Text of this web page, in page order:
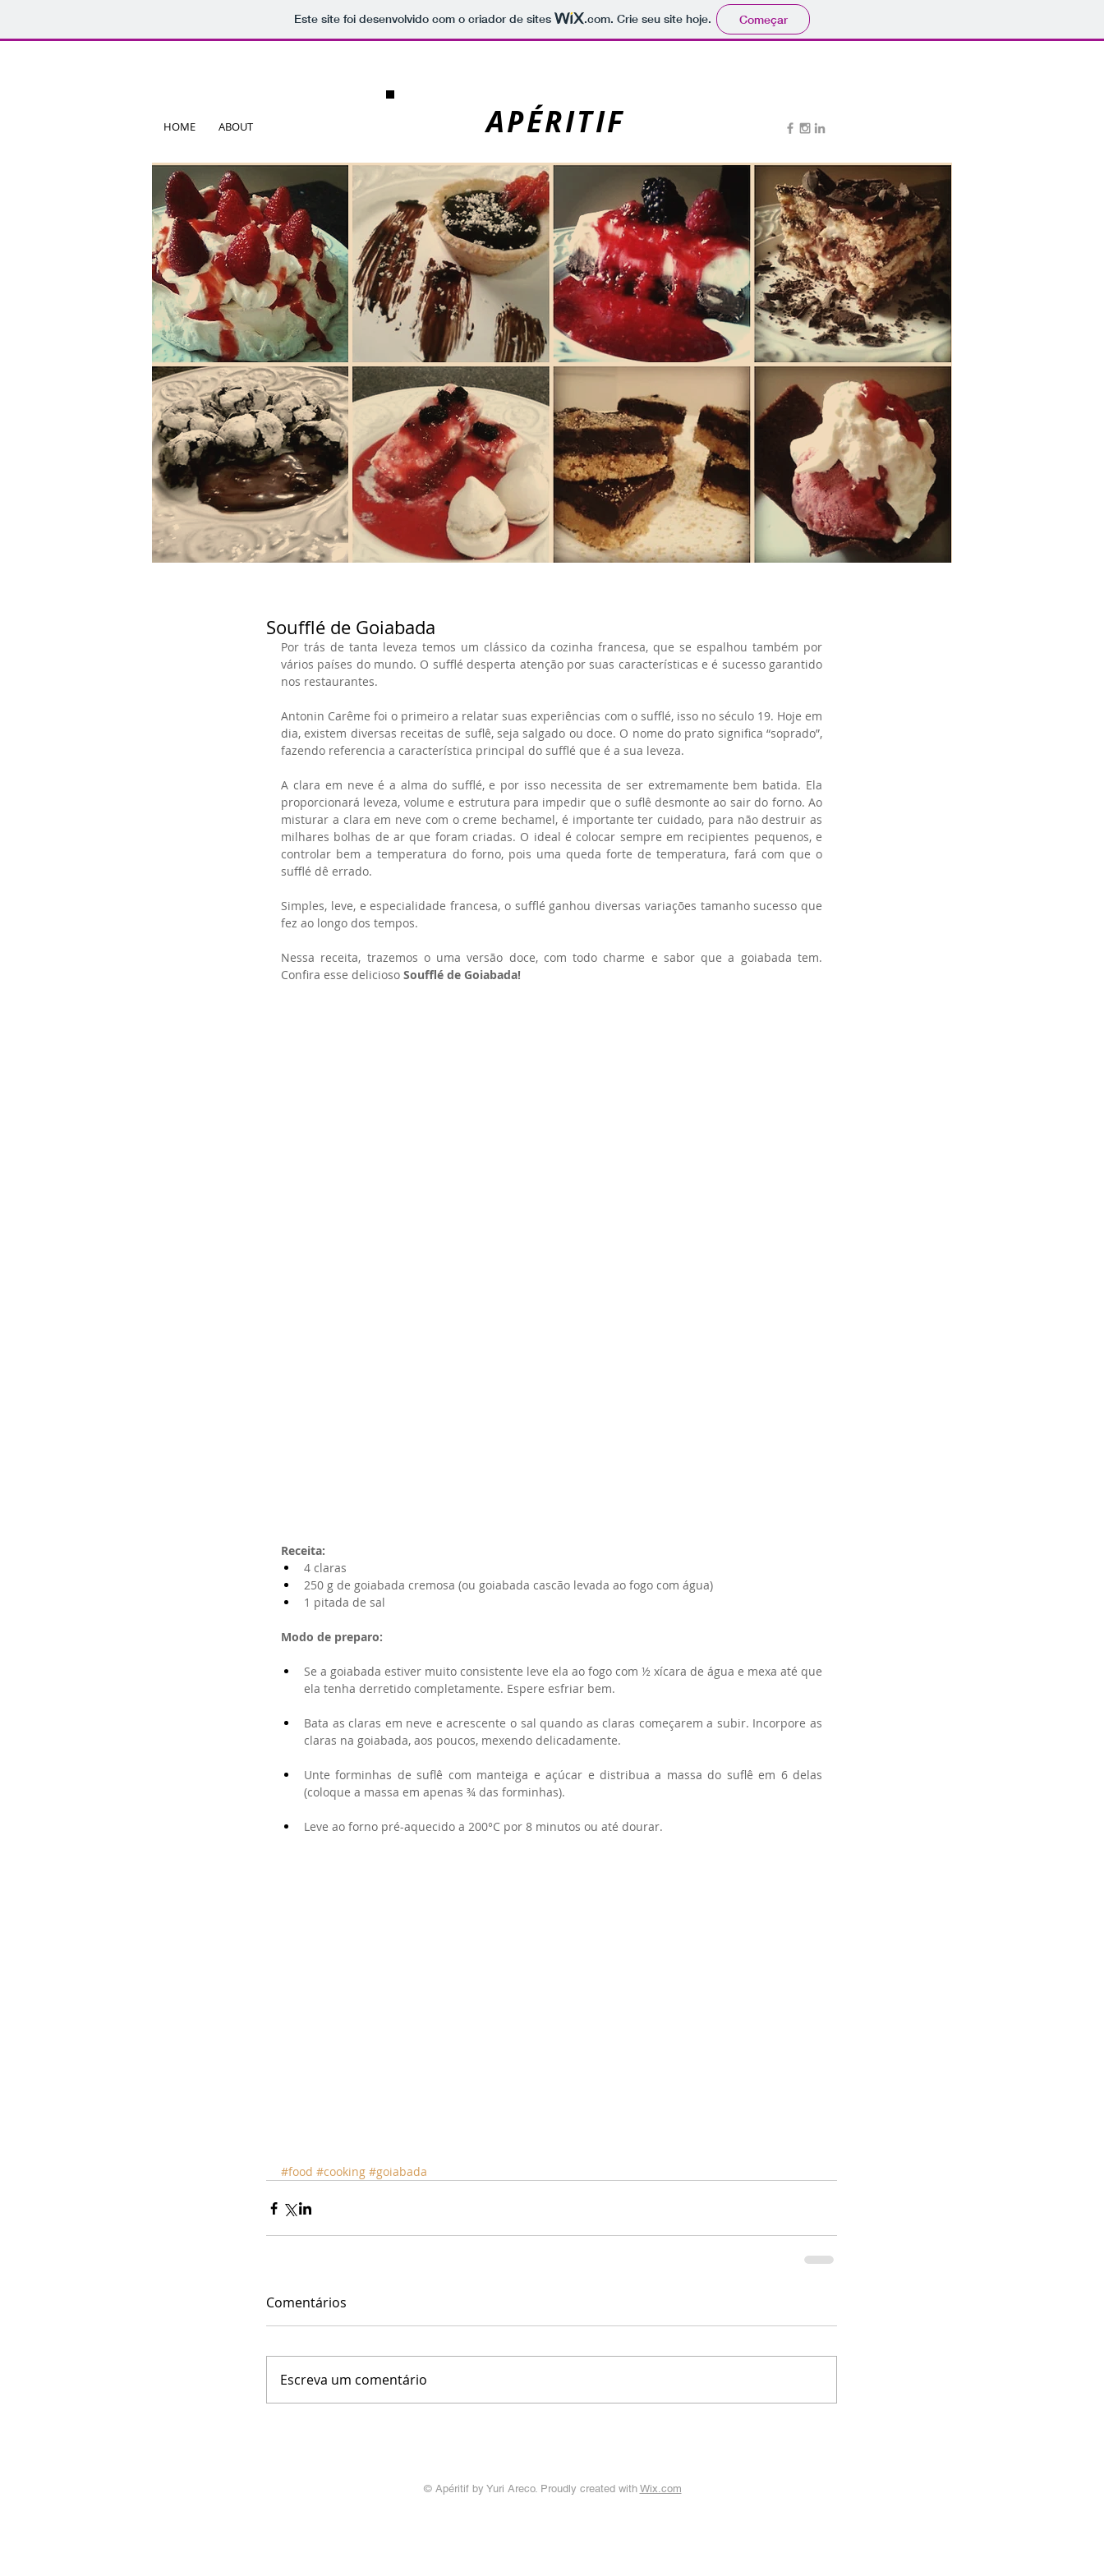
Este site foi desenvolvido com o criador de sites .com. Crie seu site hoje. Começar
HOME ABOUT APÉRITIF
Soufflé de Goiabada
Por trás de tanta leveza temos um clássico da cozinha francesa, que se espalhou também por
vários países do mundo. O sufflé desperta atenção por suas características e é sucesso garantido
nos restaurantes.
Antonin Carême foi o primeiro a relatar suas experiências com o sufflé, isso no século 19. Hoje em
dia, existem diversas receitas de suflê, seja salgado ou doce. O nome do prato significa “soprado”,
fazendo referencia a característica principal do sufflé que é a sua leveza.
A clara em neve é a alma do sufflé, e por isso necessita de ser extremamente bem batida. Ela
proporcionará leveza, volume e estrutura para impedir que o suflê desmonte ao sair do forno. Ao
misturar a clara em neve com o creme bechamel, é importante ter cuidado, para não destruir as
milhares bolhas de ar que foram criadas. O ideal é colocar sempre em recipientes pequenos, e
controlar bem a temperatura do forno, pois uma queda forte de temperatura, fará com que o
sufflé dê errado.
Simples, leve, e especialidade francesa, o sufflé ganhou diversas variações tamanho sucesso que
fez ao longo dos tempos.
Nessa receita, trazemos o uma versão doce, com todo charme e sabor que a goiabada tem.
Confira esse delicioso Soufflé de Goiabada!
Receita:
4 claras
250 g de goiabada cremosa (ou goiabada cascão levada ao fogo com água)
1 pitada de sal
Modo de preparo:
Se a goiabada estiver muito consistente leve ela ao fogo com ½ xícara de água e mexa até que
ela tenha derretido completamente. Espere esfriar bem.
Bata as claras em neve e acrescente o sal quando as claras começarem a subir. Incorpore as
claras na goiabada, aos poucos, mexendo delicadamente.
Unte forminhas de suflê com manteiga e açúcar e distribua a massa do suflê em 6 delas
(coloque a massa em apenas ¾ das forminhas).
Leve ao forno pré-aquecido a 200°C por 8 minutos ou até dourar.
#food #cooking #goiabada
Comentários
Escreva um comentário
© Apéritif by Yuri Areco. Proudly created with Wix.com